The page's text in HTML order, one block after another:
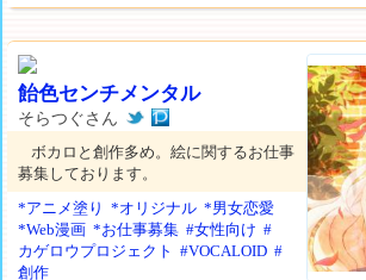
飴色センチメンタル
そらつぐさん
ボカロと創作多め。絵に関するお仕事
募集しております。
*アニメ塗り
*オリジナル *男女恋愛
*Web漫画 *お仕事募集 #女性向け #
カゲロウプロジェクト
#VOCALOID #
創作